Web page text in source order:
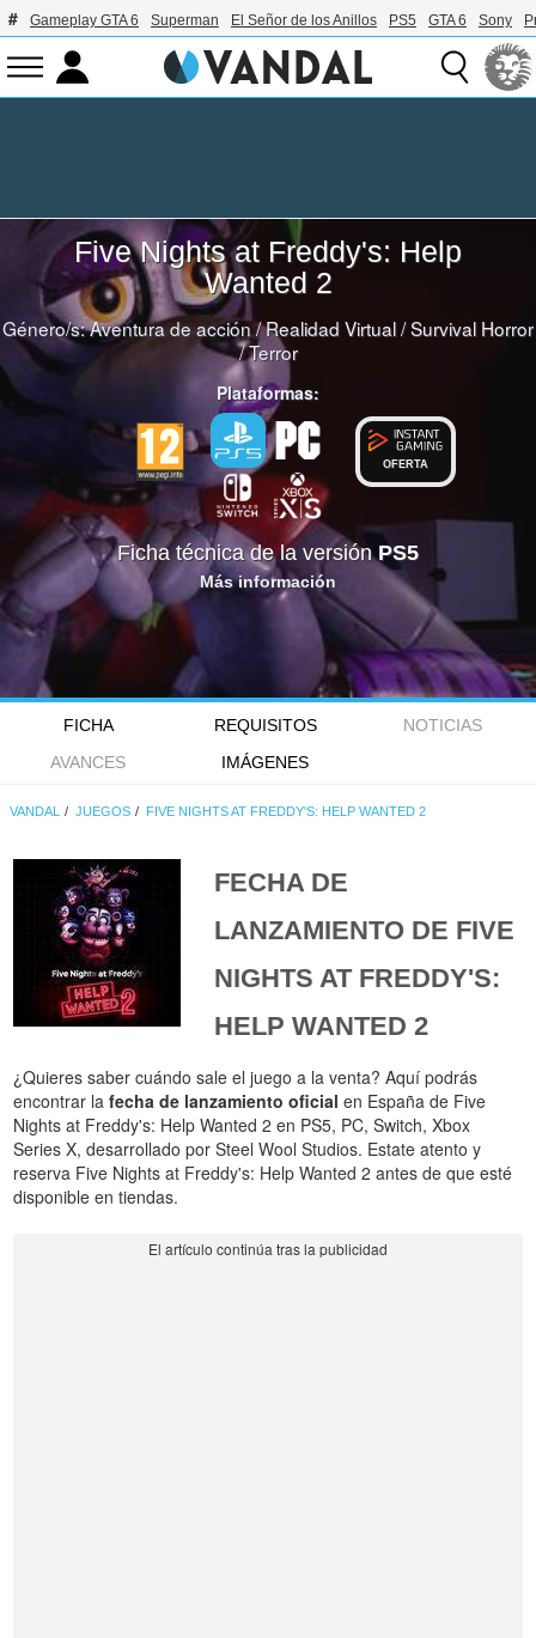
Gameplay GTA 6 Superman El Señor de los Anillos PS5 GTA 6 Sony
Five Nights at Freddy's: Help
Wanted 2
Género/s:Aventura de acción/Realidad Virtual/Survival Horror
/Terror
Plataformas:
OFERTA
Ficha técnica de la versiónPS5
Más información
FICHA REQUISITOS
NOTICIAS
AVANCES
IMÁGENES
VANDAL JUEGOS FIVE NIGHTS AT FREDDY'S: HELP WANTED 2
FECHA DE
LANZAMIENTO DE FIVE
NIGHTS AT FREDDY'S:
HELP WANTED 2
¿Quieres saber cuándo sale el juego a la venta? Aquí podrás
encontrar lafecha de lanzamiento oficial en España de Five
Nights at Freddy's: Help Wanted 2 en PS5, PC, Switch, Xbox
Series X, desarrollado por Steel Wool Studios. Estate atento y
reserva Five Nights at Freddy's: Help Wanted 2 antes de que esté
disponible en tiendas.